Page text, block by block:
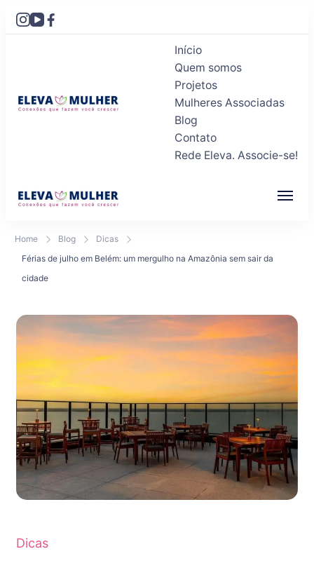
Eleva Mulher
Conexões que fazem você crescer
Início
Quem somos
Projetos
Mulheres Associadas
Blog
Contato
Rede Eleva. Associe-se!
Home Blog
Dicas
Férias de julho em Belém: um mergulho na Amazônia sem sair da
cidade
Dicas